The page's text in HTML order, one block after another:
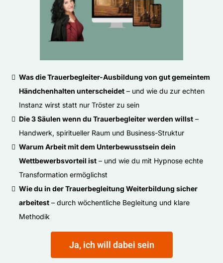
Was die Trauerbegleiter-Ausbildung von gut gemeintem
Händchenhalten unterscheidet – und wie du zur echten
Instanz wirst statt nur Tröster zu sein
Die 3 Säulen wenn du Trauerbegleiter werden willst –
Handwerk, spiritueller Raum und Business-Struktur
Warum Arbeit mit dem Unterbewusstsein dein
Wettbewerbsvorteil ist – und wie du mit Hypnose echte
Transformation ermöglichst
Wie du in der Trauerbegleitung Weiterbildung sicher
arbeitest – durch wöchentliche Begleitung und klare
Methodik
Ja, ich will dabei sein